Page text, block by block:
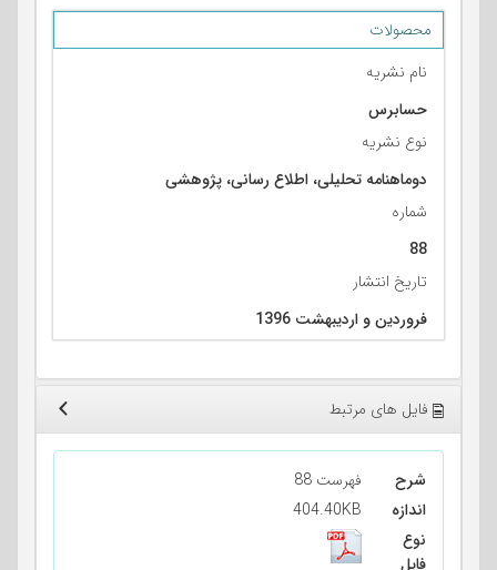
محصولات
نام نشریه
حسابرس
نوع نشریه
دوماهنامه تحلیلی، اطلاع رسانی، پژوهشی
شماره
88
تاریخ انتشار
فروردین و اردیبهشت 1396
فایل های مرتبط
شرح
فهرست 88
اندازه
404.40KB
نوع
فایل